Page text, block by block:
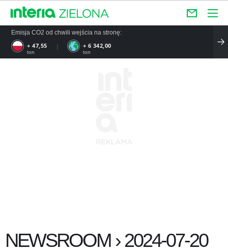
Emisja CO2 od chwili wejścia na stronę:
+ 57,06
ton
+ 7 610,40
ton
NEWSROOM › 2024-07-20